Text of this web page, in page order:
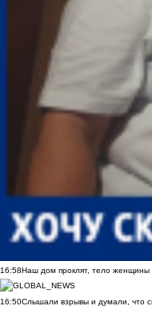
16:58Наш дом проклят, тело женщины
16:50Слышали взрывы и думали, что